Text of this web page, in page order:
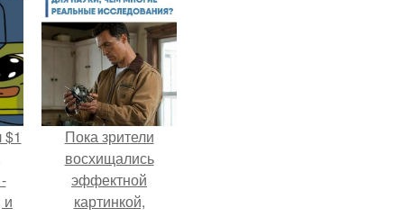
и
Пока зрители
восхищались
эффектной
картинкой,